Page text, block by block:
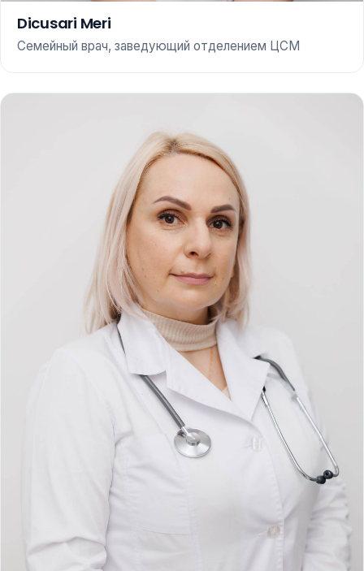
Dicusari Meri
Семейный врач, заведующий отделением ЦСМ